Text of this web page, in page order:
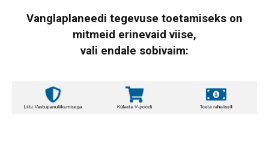
Vanglaplaneedi tegevuse toetamiseks on
mitmeid erinevaid viise,
vali endale sobivaim: